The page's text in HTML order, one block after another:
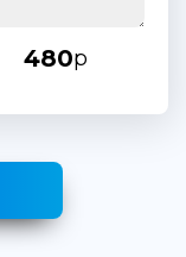
480р